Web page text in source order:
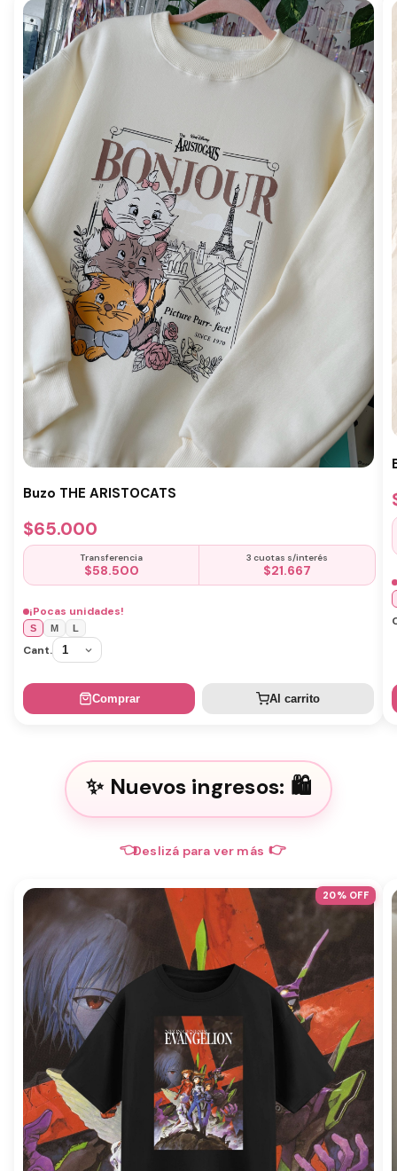
Buzo THE ARISTOCATS
$65.000
Transferencia
$58.500
3 cuotas s/interés
$21.667
¡Pocas unidades!
S M L
Cant.
Comprar Al carrito
Nuevos ingresos:
👈Deslizá para ver más 👉
20% OFF